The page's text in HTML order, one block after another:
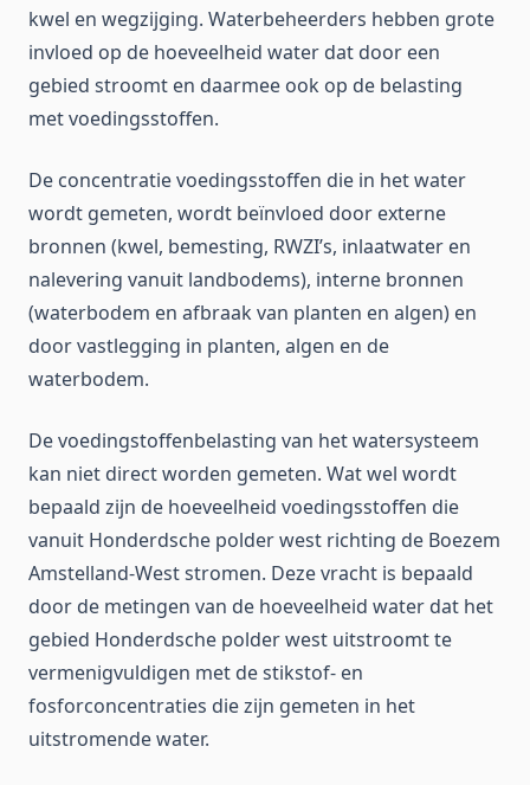
kwel en wegzijging. Waterbeheerders hebben grote
invloed op de hoeveelheid water dat door een
gebied stroomt en daarmee ook op de belasting
met voedingsstoffen.
De concentratie voedingsstoffen die in het water
wordt gemeten, wordt beïnvloed door externe
bronnen (kwel, bemesting, RWZI’s, inlaatwater en
nalevering vanuit landbodems), interne bronnen
(waterbodem en afbraak van planten en algen) en
door vastlegging in planten, algen en de
waterbodem.
De voedingstoffenbelasting van het watersysteem
kan niet direct worden gemeten. Wat wel wordt
bepaald zijn de hoeveelheid voedingsstoffen die
vanuit Honderdsche polder west richting de Boezem
Amstelland-West stromen. Deze vracht is bepaald
door de metingen van de hoeveelheid water dat het
gebied Honderdsche polder west uitstroomt te
vermenigvuldigen met de stikstof- en
fosforconcentraties die zijn gemeten in het
uitstromende water.